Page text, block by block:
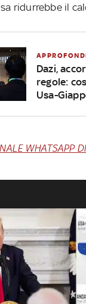
ridurrebbe il
Dazi,
regole:
Usa-
WHATSAPP